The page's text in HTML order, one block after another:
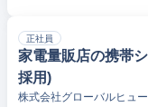
正社員
家電量販店の携帯
採用)
株式会社グローバルヒュ